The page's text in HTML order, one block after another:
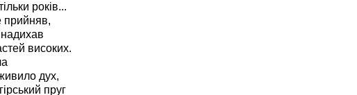
років...
прийняв,
високих.
дух,
пруг